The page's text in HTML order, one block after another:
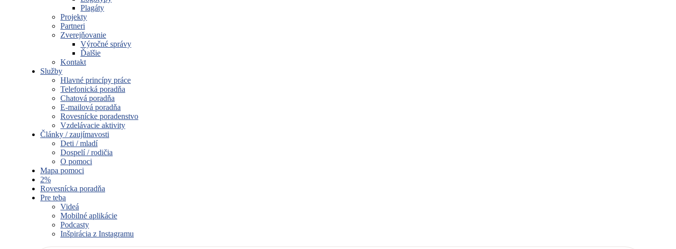
Plagáty
Projekty
Partneri
Zverejňovanie
Výročné správy
Ďalšie
Kontakt
Služby
Hlavné princípy práce
Telefonická poradňa
Chatová poradňa
E-mailová poradňa
Rovesnícke poradenstvo
Vzdelávacie aktivity
Články / zaujímavosti
Deti / mladí
Dospelí / rodičia
O pomoci
Mapa pomoci
2%
Rovesnícka poradňa
Pre teba
Videá
Mobilné aplikácie
Podcasty
Inšpirácia z Instagramu